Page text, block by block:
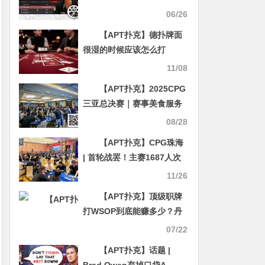
06/26
【APT扑克】德扑牌面
很湿的时候应该怎么打
11/08
【APT扑克】2025CPG
三亚总决赛｜赛事美食服务
赋能竞技体验！主赛A组
携手553人从“大考”脱颖而
出晋级下一轮
08/28
【APT扑克】CPG珠海
| 首轮战罢！主赛1687人次
参赛526人晋级，邓远30万
11/26
【APT扑克】顶级职牌
打WSOP到底能赚多少？丹
07/22
【APT扑克】话题 |